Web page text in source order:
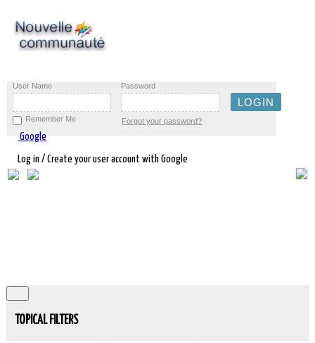
User Name Password
Remember Me Forgot your password?
Google
Log in / Create your user account with Google
TOPICAL FILTERS